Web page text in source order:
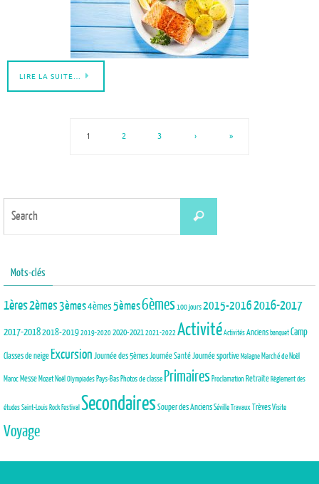
LIRE LA SUITE…
1 2 3 › »
Search
Mots-clés
1ères2èmes3èmes4èmes5èmes6èmes100 jours2015-20162016-2017
2017-20182018-20192019-20202020-20212021-2022 ActivitéActivitésAnciens banquetCamp
Classes de neige Excursion Journée des 5èmesJournée SantéJournée sportive Malagne Marché de Noël
Maroc Messe Mozet NoëlOlympiades Pays-Bas Photos de classe Primaires Proclamation Retraite Règlement des
étudesSaint-Louis Rock Festival SecondairesSouper des AnciensSévilleTravauxTrèvesVisite
Voyage